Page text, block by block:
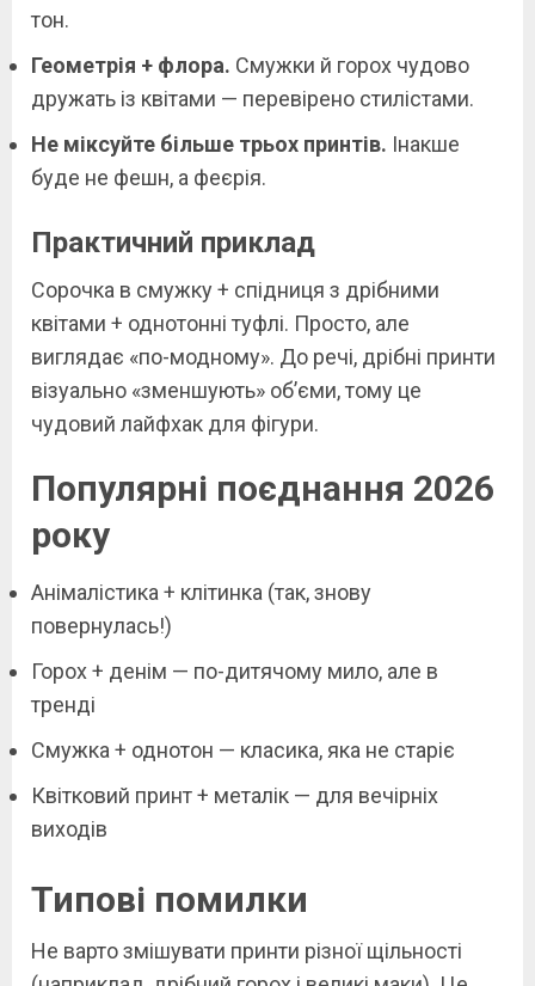
тон.
Геометрія + флора. Смужки й горох чудово
дружать із квітами — перевірено стилістами.
Не міксуйте більше трьох принтів. Інакше
буде не фешн, а феєрія.
Практичний приклад
Сорочка в смужку + спідниця з дрібними
квітами + однотонні туфлі. Просто, але
виглядає «по-модному». До речі, дрібні принти
візуально «зменшують» об’єми, тому це
чудовий лайфхак для фігури.
Популярні поєднання 2026
року
Анімалістика + клітинка (так, знову
повернулась!)
Горох + денім — по-дитячому мило, але в
тренді
Смужка + однотон — класика, яка не старіє
Квітковий принт + металік — для вечірніх
виходів
Типові помилки
Не варто змішувати принти різної щільності